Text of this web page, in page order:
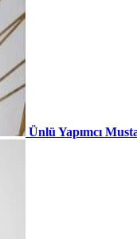
Ünlü Yapımcı